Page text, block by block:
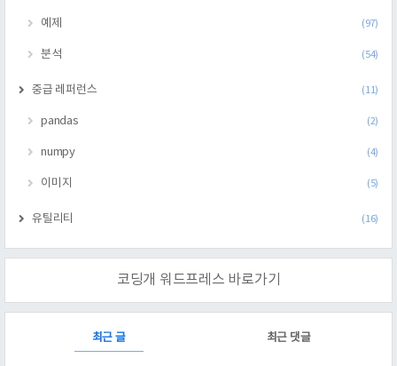
예제 (97)
분석 (54)
중급 레퍼런스 (11)
pandas (2)
numpy (4)
이미지 (5)
유틸리티 (16)
코딩개 워드프레스 바로가기
최근 글 최근 댓글